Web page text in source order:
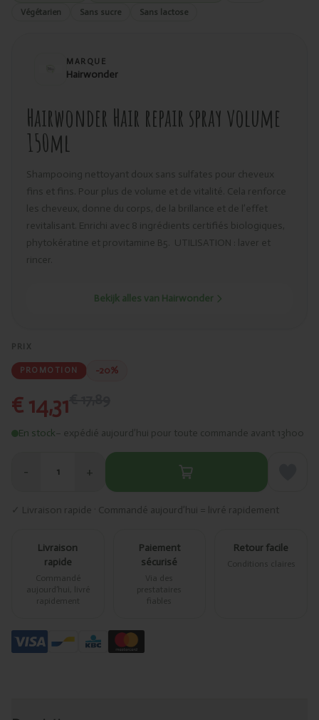
Végétarien
Sans sucre Sans lactose
MARQUE
Hairwonder
Hairwonder Hair repair spray volume
150ml
Shampooing nettoyant doux sans sulfates pour cheveux
fins et fins. Pour plus de volume et de vitalité. Cela renforce
les cheveux, donne du corps, de la brillance et de l’effet
revitalisant. Enrichi avec 8 ingrédients certifiés biologiques,
phytokératine et provitamine B5. UTILISATION : laver et
rincer.
Bekijk alles van Hairwonder
PRIX
PROMOTION -20%
€ 14,31
En stock– expédié aujourd’hui pour toute commande avant 13h00
− 1 +
✓ Livraison rapide · Commandé aujourd’hui = livré rapidement
Livraison
rapide
Commandé
aujourd’hui, livré
rapidement
Paiement
sécurisé
Via des
prestataires
fiables
Retour facile
Conditions claires